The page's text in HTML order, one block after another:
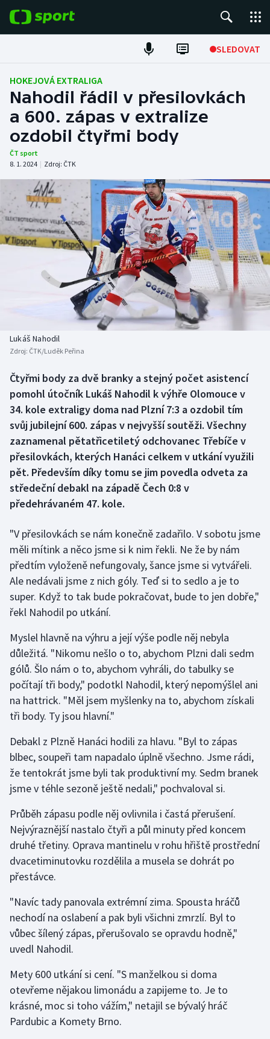
SLEDOVAT
Fotbal
Hokej
Tenis
Atletika
Cyklistika
DALŠÍ SPORTY
Americký fotbal
Baseball a softbal
Biatlon
Box
Curling
Dostihy
Florbal
Futsal
Golf
Gymnastika
Házená
Judo
Krasobruslení
Lezení
Lyže a snowboard
Moderní pětiboj
Olympijské hry
Parasport
Plážový volejbal
Ragby
Rychlobruslení
Rychlostní kanoistika
NEPŘEHLÉDNĚTE
Soutěže
Historické návraty
Aplikace ČT sport
HOKEJOVÁ EXTRALIGA
Nahodil řádil v přesilovkách
a 600. zápas v extralize
ozdobil čtyřmi body
ČT sport
8. 1. 2024 | Zdroj: ČTK
Lukáš Nahodil
Zdroj: ČTK/Luděk Peřina
Čtyřmi body za dvě branky a stejný počet asistencí
pomohl útočník Lukáš Nahodil k výhře Olomouce v
34. kole extraligy doma nad Plzní 7:3 a ozdobil tím
svůj jubilejní 600. zápas v nejvyšší soutěži. Všechny
zaznamenal pětatřicetiletý odchovanec Třebíče v
přesilovkách, kterých Hanáci celkem v utkání využili
pět. Především díky tomu se jim povedla odveta za
středeční debakl na západě Čech 0:8 v
předehrávaném 47. kole.
"V přesilovkách se nám konečně zadařilo. V sobotu jsme
měli mítink a něco jsme si k nim řekli. Ne že by nám
předtím vyloženě nefungovaly, šance jsme si vytvářeli.
Ale nedávali jsme z nich góly. Teď si to sedlo a je to
super. Když to tak bude pokračovat, bude to jen dobře,"
řekl Nahodil po utkání.
Myslel hlavně na výhru a její výše podle něj nebyla
důležitá. "Nikomu nešlo o to, abychom Plzni dali sedm
gólů. Šlo nám o to, abychom vyhráli, do tabulky se
počítají tři body," podotkl Nahodil, který nepomýšlel ani
na hattrick. "Měl jsem myšlenky na to, abychom získali
tři body. Ty jsou hlavní."
Debakl z Plzně Hanáci hodili za hlavu. "Byl to zápas
blbec, soupeři tam napadalo úplně všechno. Jsme rádi,
že tentokrát jsme byli tak produktivní my. Sedm branek
jsme v téhle sezoně ještě nedali," pochvaloval si.
Průběh zápasu podle něj ovlivnila i častá přerušení.
Nejvýraznější nastalo čtyři a půl minuty před koncem
druhé třetiny. Oprava mantinelu v rohu hřiště prostřední
dvacetiminutovku rozdělila a musela se dohrát po
přestávce.
"Navíc tady panovala extrémní zima. Spousta hráčů
nechodí na oslabení a pak byli všichni zmrzlí. Byl to
vůbec šílený zápas, přerušovalo se opravdu hodně,"
uvedl Nahodil.
Mety 600 utkání si cení. "S manželkou si doma
otevřeme nějakou limonádu a zapijeme to. Je to
krásné, moc si toho vážím," netajil se bývalý hráč
Pardubic a Komety Brno.